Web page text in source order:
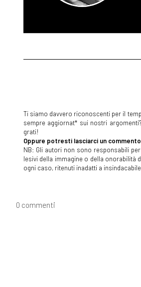
Ti siamo davvero riconoscenti per il
sempre aggiornat* sui nostri
grati!
Oppure potresti lasciarci un
NB: Gli autori non sono responsabili
lesivi della immagine o della onorabilità
ogni caso, ritenuti inadatti a
0 commenti